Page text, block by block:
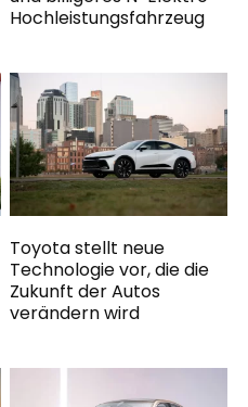
Hochleistungsfahrzeug
Toyota stellt neue
Technologie vor, die die
Zukunft der Autos
verändern wird